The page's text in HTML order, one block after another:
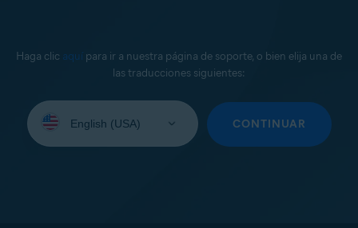
Haga clic aquí para ir a nuestra página de soporte, o bien elija una de
las traducciones siguientes:
su
CONTINUAR